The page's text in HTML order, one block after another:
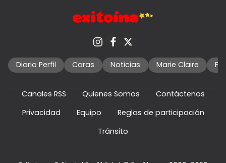
Diario Perfil Caras Noticias Marie Claire
Canales RSS Quienes Somos
Contáctenos
Privacidad
Equipo
Reglas de participación
Tránsito